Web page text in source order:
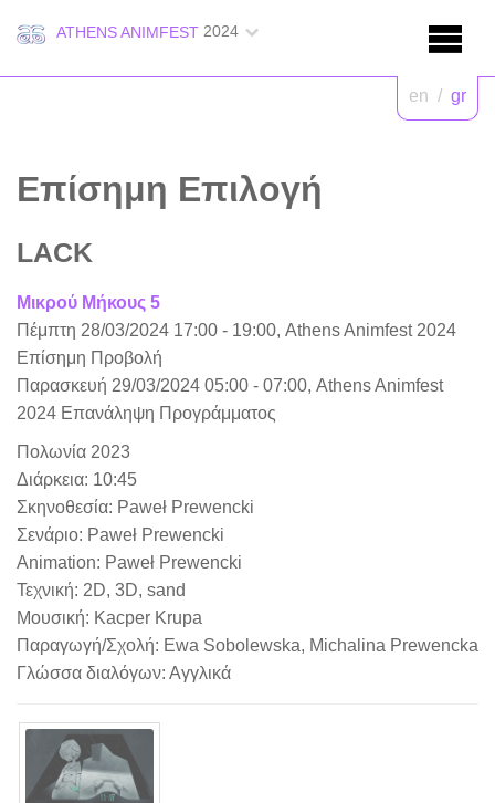
ATHENS ANIMFEST 2024
en / gr
Επίσημη Επιλογή
LACK
Μικρού Μήκους 5
Πέμπτη 28/03/2024 17:00 - 19:00, Athens Animfest 2024
Επίσημη Προβολή
Παρασκευή 29/03/2024 05:00 - 07:00, Athens Animfest
2024 Επανάληψη Προγράμματος
Πολωνία 2023
Διάρκεια: 10:45
Σκηνοθεσία: Paweł Prewencki
Σενάριο: Paweł Prewencki
Animation: Paweł Prewencki
Τεχνική: 2D, 3D, sand
Μουσική: Kacper Krupa
Παραγωγή/Σχολή: Ewa Sobolewska, Michalina Prewencka
Γλώσσα διαλόγων: Αγγλικά